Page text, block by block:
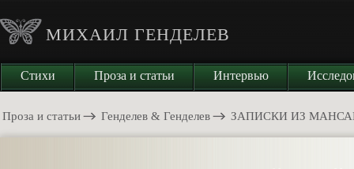
МИХАИЛ ГЕНДЕЛЕВ
Стихи Проза и статьи Интервью
Проза и статьи Генделев & Генделев ЗАПИСКИ ИЗ